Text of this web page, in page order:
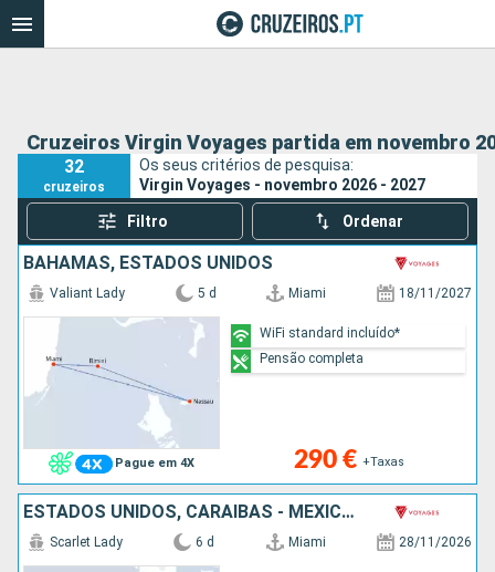
Cruzeiros Virgin Voyages partida em novembro
32
cruzeiros
Os seus critérios de pesquisa:
Virgin Voyages - novembro 2026 - 2027
Filtro Ordenar
BAHAMAS, ESTADOS UNIDOS
Pague em 4X
Valiant Lady 5 d Miami 18/11/2027
290 € +Taxas
WiFi standard incluído*
Pensão completa
ESTADOS UNIDOS, CARAIBAS - MEXICO, BAHAMAS
Scarlet Lady 6 d Miami 28/11/2026